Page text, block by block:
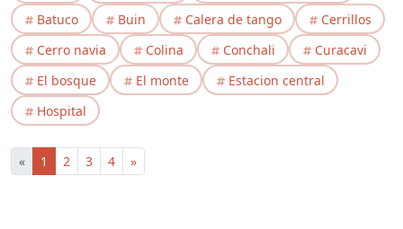
Batuco
Buin Calera de tango
Cerrillos
Cerro navia
Colina Conchali
Curacavi
El bosque
El monte
Estacion central
Hospital
« 1 2 3 4 »